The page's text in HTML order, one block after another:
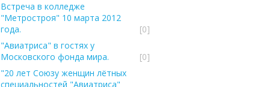
Встреча в колледже
"Метростроя" 10 марта 2012
года.
[0]
"Авиатриса" в гостях у
Московского фонда мира.
[0]
"20 лет Союзу женщин лётных
специальностей "Авиатриса"